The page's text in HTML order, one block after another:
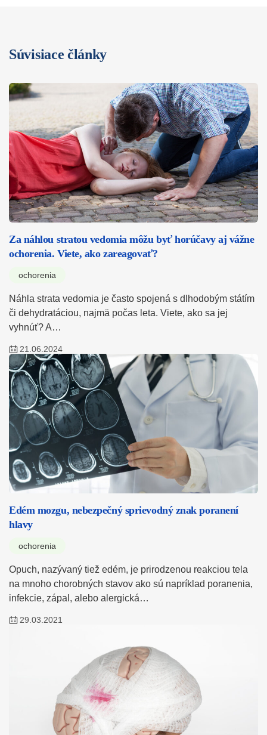
Súvisiace články
Za náhlou stratou vedomia môžu byť horúčavy aj vážne
ochorenia. Viete, ako zareagovať?
ochorenia
Náhla strata vedomia je často spojená s dlhodobým státím
či dehydratáciou, najmä počas leta. Viete, ako sa jej
vyhnúť? A…
21.06.2024
Edém mozgu, nebezpečný sprievodný znak poranení
hlavy
ochorenia
Opuch, nazývaný tiež edém, je prirodzenou reakciou tela
na mnoho chorobných stavov ako sú napríklad poranenia,
infekcie, zápal, alebo alergická…
29.03.2021